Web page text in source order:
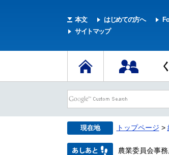
本文 はじめての方へ
サイトマップ
現在地 トップページ >
農業委員会事務